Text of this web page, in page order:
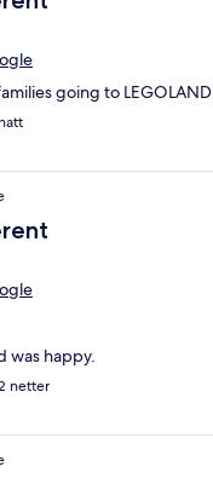
going to LEGOLAND
was happy.
netter